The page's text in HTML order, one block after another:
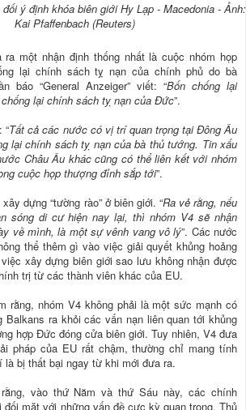
ý định khóa biên giới Hy Lạp - Macedonia - Ảnh:
Kai Pfaffenbach (Reuters)
một nhận định thống nhất là cuộc nhóm họp
lại chính sách tỵ nạn của chính phủ do bà
báo “General Anzeiger” viết: “Bốn chống lại
lại chính sách tỵ nạn của Đức”.
“Tất cả các nước có vị trí quan trọng tại Đông Âu
lại chính sách tỵ nạn của bà thủ tướng. Tin xấu
Châu Âu khác cũng có thể liên kết với nhóm
cuộc họp thượng đỉnh sắp tới”.
dựng “tường rào” ở biên giới. “Ra vẻ rằng, nếu
sóng di cư hiện nay lại, thì nhóm V4 sẽ nhận
về mình, là một sự vênh vang vô lý”. Các nước
thể thêm gì vào việc giải quyết khủng hoảng
xây dựng biên giới sao lưu không nhận được
trị từ các thành viên khác của EU.
rằng, nhóm V4 không phải là một sức mạnh có
ra khỏi các vấn nạn liên quan tới khủng
hợp Đức đóng cửa biên giới. Tuy nhiên, V4 đưa
pháp của EU rất chậm, thường chỉ mang tính
là bị thất bại ngay từ khi mới đưa ra.
vào thứ Năm và thứ Sáu này, các chính
đối mặt với những vấn đề cực kỳ quan trọng. Thủ